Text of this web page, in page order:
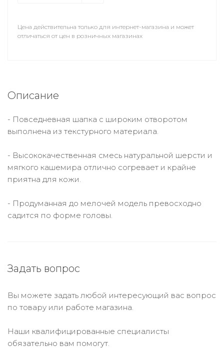
Цена действительна только для интернет-магазина и может
отличаться от цен в розничных магазинах
Описание
- Повседневная шапка с широким отворотом
выполнена из текстурного материала.
- Высококачественная смесь натуральной шерсти и
мягкого кашемира отлично согревает и крайне
приятна для кожи.
- Продуманная до мелочей модель превосходно
садится по форме головы.
Задать вопрос
Вы можете задать любой интересующий вас вопрос
по товару или работе магазина.
Наши квалифицированные специалисты
обязательно вам помогут.